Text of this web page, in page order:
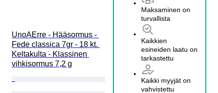
Maksaminen on
turvallista
Kaikkien
esineiden laatu on
tarkastettu
Kaikki myyjät on
vahvistettu
UnoAErre - Hääsormus -
Fede classica 7gr - 18 kt.
Keltakulta - Klassinen
vihkisormus 7,2 g